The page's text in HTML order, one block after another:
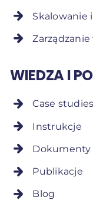
Skalowanie
Zarządzanie
WIEDZA I
Case studies
Instrukcje
Dokumenty
Publikacje
Blog